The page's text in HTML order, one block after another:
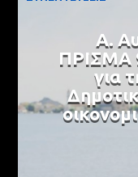
Α.
ΠΡΙΣΜΑ
για